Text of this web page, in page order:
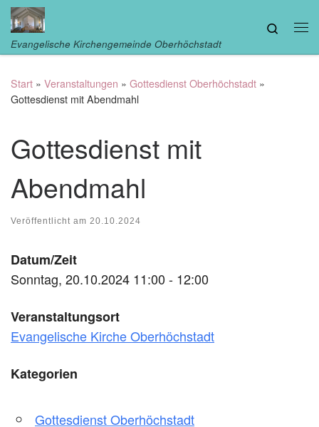
Zum Inhalt springen
Evangelische Kirchengemeinde Oberhöchstadt
Search
Start » Veranstaltungen » Gottesdienst Oberhöchstadt »
Gottesdienst mit Abendmahl
Gottesdienst mit
Abendmahl
Veröffentlicht am 20.10.2024
Datum/Zeit
Sonntag, 20.10.2024 11:00 - 12:00
Veranstaltungsort
Evangelische Kirche Oberhöchstadt
Kategorien
Gottesdienst Oberhöchstadt